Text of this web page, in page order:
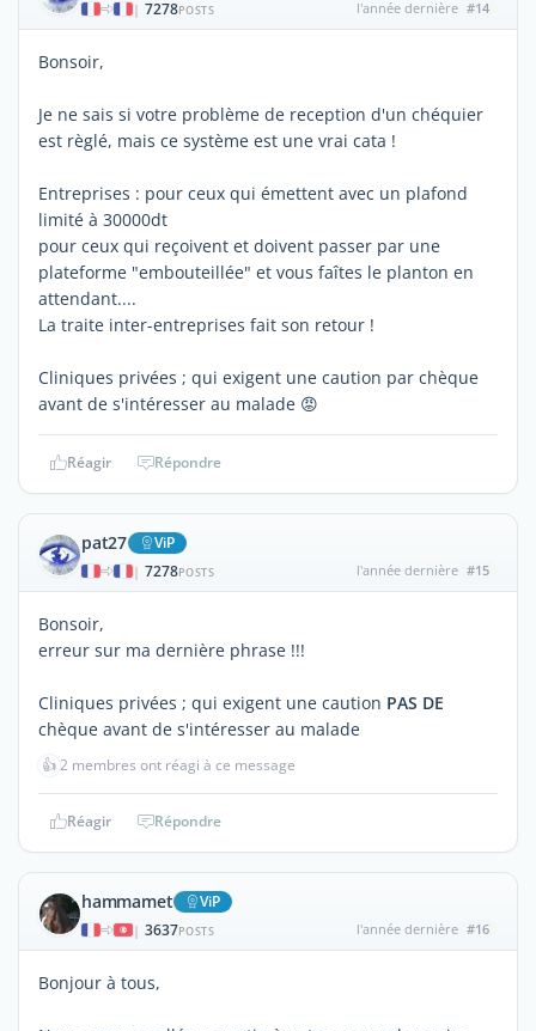
| 7278POSTS l'année dernière #14
Bonsoir,
Je ne sais si votre problème de reception d'un chéquier
est règlé, mais ce système est une vrai cata !
Entreprises : pour ceux qui émettent avec un plafond
limité à 30000dt
pour ceux qui reçoivent et doivent passer par une
plateforme "embouteillée" et vous faîtes le planton en
attendant....
La traite inter-entreprises fait son retour !
Cliniques privées ; qui exigent une caution par chèque
avant de s'intéresser au malade 😡
Réagir Répondre
pat27 ViP
| 7278POSTS l'année dernière #15
Bonsoir,
erreur sur ma dernière phrase !!!
Cliniques privées ; qui exigent une caution PAS DE
chèque avant de s'intéresser au malade
👍2 membres ont réagi à ce message
Réagir Répondre
hammamet ViP
| 3637POSTS l'année dernière #16
Bonjour à tous,